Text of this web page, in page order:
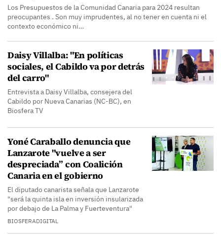
Los Presupuestos de la Comunidad Canaria para 2024 resultan
preocupantes . Son muy imprudentes, al no tener en cuenta ni el
contexto económico ni…
Daisy Villalba: "En políticas
sociales, el Cabildo va por detrás
del carro"
Entrevista a Daisy Villalba, consejera del
Cabildo por Nueva Canarias (NC-BC), en
Biosfera TV
Yoné Caraballo denuncia que
Lanzarote "vuelve a ser
despreciada” con Coalición
Canaria en el gobierno
El diputado canarista señala que Lanzarote
"será la quinta isla en inversión insularizada
por debajo de La Palma y Fuerteventura"
BIOSFERADIGITAL